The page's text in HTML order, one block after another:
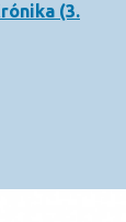
(3.